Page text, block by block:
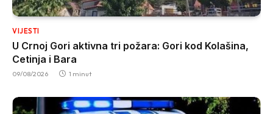
VIJESTI
U Crnoj Gori aktivna tri požara: Gori kod Kolašina,
Cetinja i Bara
09/08/2026 1 minut